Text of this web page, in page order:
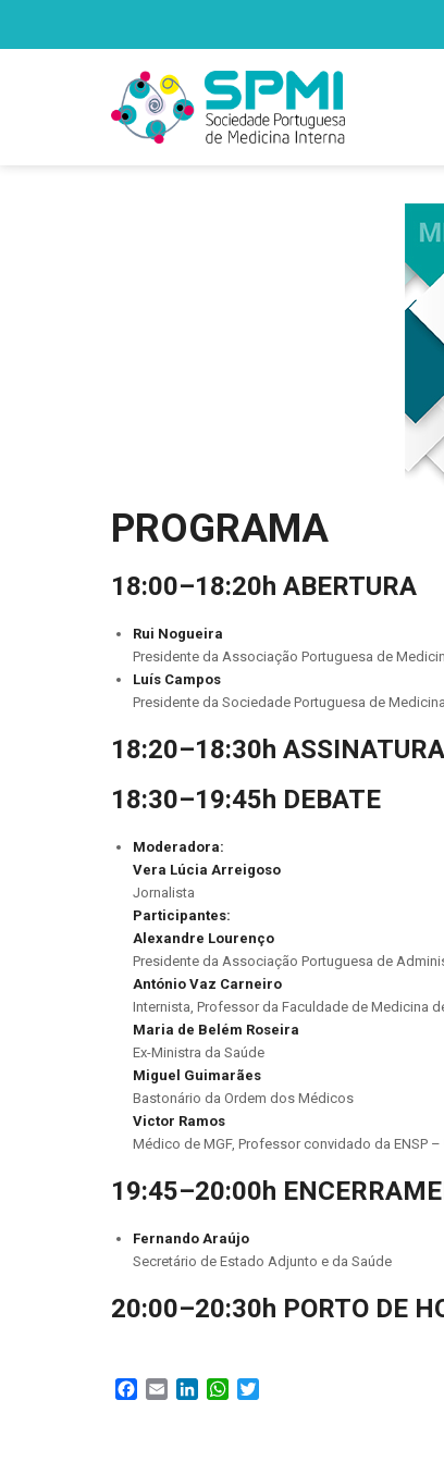
PROGRAMA
18:00–18:20h ABERTURA
Rui Nogueira
Presidente da Associação Portuguesa de
Luís Campos
Presidente da Sociedade Portuguesa de
18:20–18:30h
18:30–19:45h DEBATE
Moderadora:
Vera Lúcia Arreigoso
Jornalista
Participantes:
Alexandre Lourenço
Presidente da Associação Portuguesa de
António Vaz Carneiro
Internista, Professor da Faculdade de Medicina
Maria de Belém Roseira
Ex-Ministra da Saúde
Miguel Guimarães
Bastonário da Ordem dos Médicos
Victor Ramos
Médico de MGF, Professor convidado da ENSP
19:45–20:00h
Fernando Araújo
Secretário de Estado Adjunto e da Saúde
20:00–20:30h PORTO DE
Facebook
Email LinkedInWhatsApp